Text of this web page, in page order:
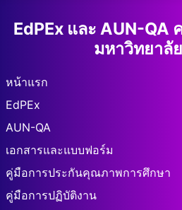
EdPEx และ AUN-QA
มหาวิทยาลั
หน้าแรก
EdPEx
AUN-QA
เอกสารและแบบฟอร์ม
คู่มือการประกันคุณภาพการศึกษา
คู่มือการปฏิบัติงาน